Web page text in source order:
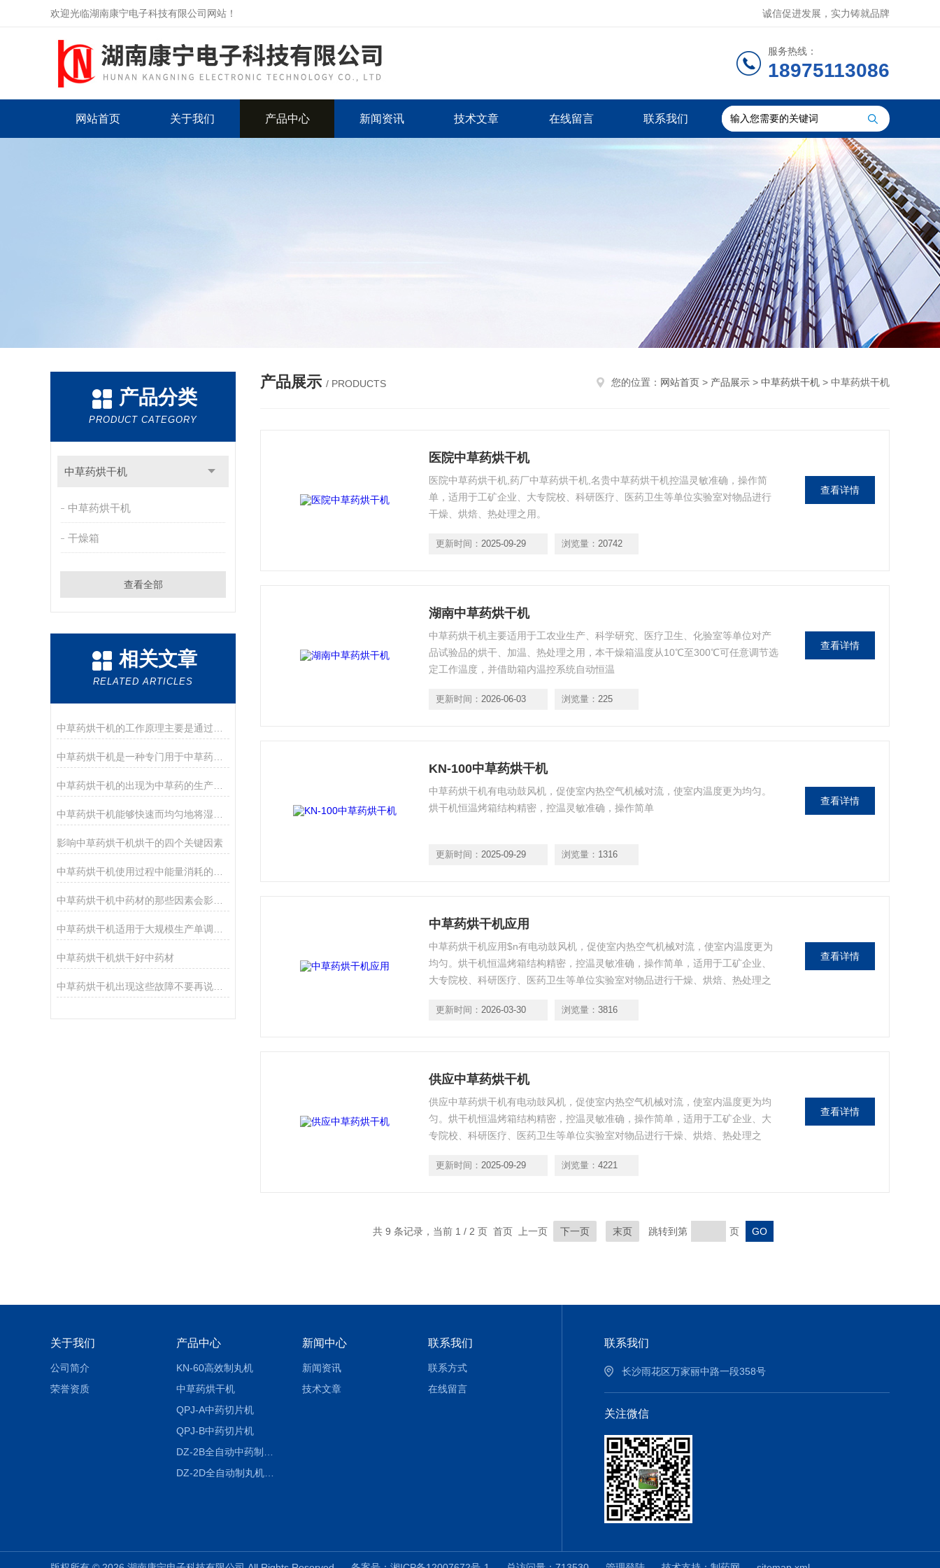
欢迎光临湖南康宁电子科技有限公司网站！ 诚信促进发展，实力铸就品牌
服务热线：
18975113086
网站首页 关于我们 产品中心 新闻资讯 技术文章 在线留言 联系我们
产品分类
PRODUCT CATEGORY
中草药烘干机
中草药烘干机
干燥箱
查看全部
相关文章
RELATED ARTICLES
中草药烘干机的出现为中草药的生产和加工带来了极大的便利
影响中草药烘干机烘干的四个关键因素
中草药烘干机烘干好中药材
中草药烘干机出现这些故障不要再说不会处理了
产品展示 / PRODUCTS 您的位置： 网站首页 > 产品展示 > 中草药烘干机 > 中草药烘干机
医院中草药烘干机
医院中草药烘干机,药厂中草药烘干机,名贵中草药烘干机控温灵敏准确，操作简
单，适用于工矿企业、大专院校、科研医疗、医药卫生等单位实验室对物品进行
干燥、烘焙、热处理之用。
更新时间： 2025-09-29 浏览量： 20742
查看详情
湖南中草药烘干机
中草药烘干机主要适用于工农业生产、科学研究、医疗卫生、化验室等单位对产
品试验品的烘干、加温、热处理之用，本干燥箱温度从10℃至300℃可任意调节选
定工作温度，并借助箱内温控系统自动恒温
更新时间： 2026-06-03 浏览量： 225
查看详情
KN-100中草药烘干机
中草药烘干机有电动鼓风机，促使室内热空气机械对流，使室内温度更为均匀。
烘干机恒温烤箱结构精密，控温灵敏准确，操作简单
更新时间： 2025-09-29 浏览量： 1316
查看详情
中草药烘干机应用
中草药烘干机应用$n有电动鼓风机，促使室内热空气机械对流，使室内温度更为
均匀。烘干机恒温烤箱结构精密，控温灵敏准确，操作简单，适用于工矿企业、
大专院校、科研医疗、医药卫生等单位实验室对物品进行干燥、烘焙、热处理之
更新时间： 2026-03-30 浏览量： 3816
查看详情
供应中草药烘干机
供应中草药烘干机有电动鼓风机，促使室内热空气机械对流，使室内温度更为均
匀。烘干机恒温烤箱结构精密，控温灵敏准确，操作简单，适用于工矿企业、大
专院校、科研医疗、医药卫生等单位实验室对物品进行干燥、烘焙、热处理之
更新时间： 2025-09-29 浏览量： 4221
查看详情
共 9 条记录，当前 1 / 2 页 首页 上一页 下一页 末页 跳转到第 页
关于我们
公司简介
荣誉资质
产品中心
KN-60高效制丸机
中草药烘干机
QPJ-A中药切片机
QPJ-B中药切片机
DZ-2D全自动制丸机三根条DZ-2D
新闻中心
新闻资讯
技术文章
联系我们
联系方式
在线留言
联系我们
长沙雨花区万家丽中路一段358号
关注微信